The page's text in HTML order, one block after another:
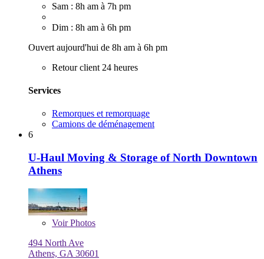
Sam : 8h am à 7h pm
Dim : 8h am à 6h pm
Ouvert aujourd'hui de 8h am à 6h pm
Retour client 24 heures
Services
Remorques et remorquage
Camions de déménagement
6
U-Haul Moving & Storage of North Downtown
Athens
VoirPhotos
494 North Ave
Athens, GA 30601